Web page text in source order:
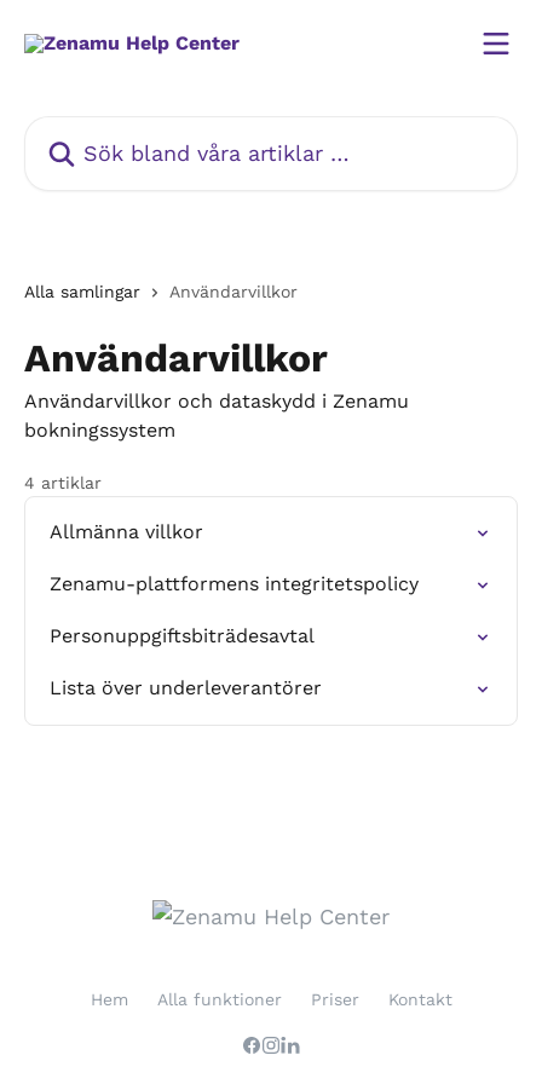
Alla samlingar Användarvillkor
Användarvillkor
Användarvillkor och dataskydd i Zenamu
bokningssystem
4 artiklar
Allmänna villkor
Zenamu-plattformens integritetspolicy
Personuppgiftsbiträdesavtal
Lista över underleverantörer
Hem Alla funktioner Priser Kontakt